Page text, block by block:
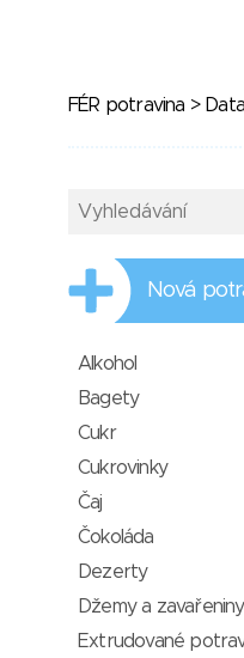
FÉR potravina >
Nová
Alkohol
Bagety
Cukr
Cukrovinky
Čaj
Čokoláda
Dezerty
Džemy a zavařeniny
Extrudované